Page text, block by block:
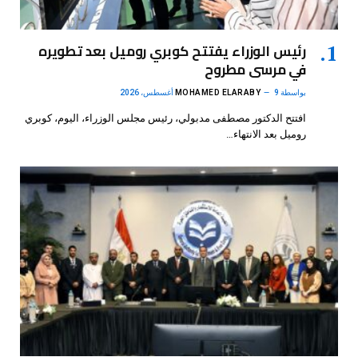
رئيس الوزراء يفتتح كوبري روميل بعد تطويره
في مرسى مطروح
بواسطة MOHAMED ELARABY 9 أغسطس، 2026
افتتح الدكتور مصطفى مدبولي، رئيس مجلس الوزراء، اليوم، كوبري
روميل بعد الانتهاء…